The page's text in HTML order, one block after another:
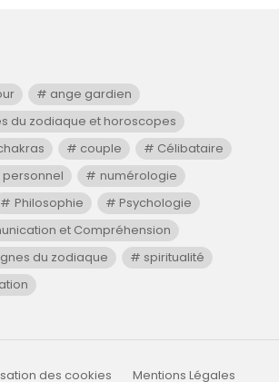
ange gardien
du zodiaque et horoscopes
couple
Célibataire
numérologie
Philosophie
Psychologie
et Compréhension
du zodiaque
spiritualité
des cookies Mentions Légales